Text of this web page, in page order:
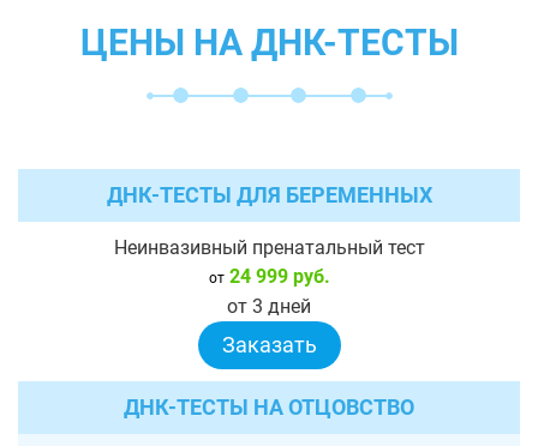
ЦЕНЫ НА ДНК-ТЕСТЫ
ДНК-ТЕСТЫ ДЛЯ БЕРЕМЕННЫХ
Неинвазивный пренатальный тест
от24 999 руб.
от 3 дней
Заказать
ДНК-ТЕСТЫ НА ОТЦОВСТВО